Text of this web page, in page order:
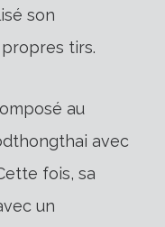
son
tirs.
au
avec
fois, sa
un